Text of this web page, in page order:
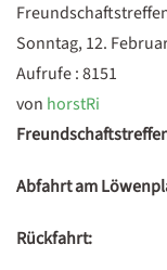
Sonntag, 12.
Aufrufe: 8151
von horstRi
Abfahrt am
Rückfahrt: